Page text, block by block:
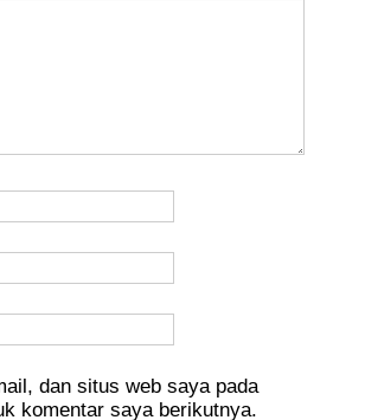
dan situs web saya pada
komentar saya berikutnya.